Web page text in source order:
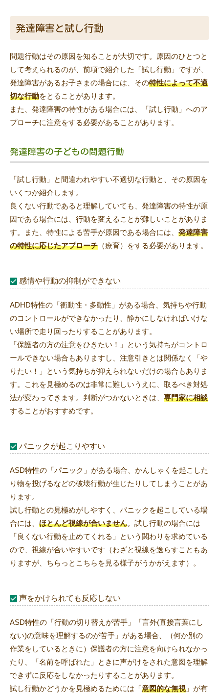
発達障害と試し行動
問題行動はその原因を知ることが大切です。原因のひとつと
して考えられるのが、前項で紹介した「試し行動」ですが、
発達障害があるお子さまの場合には、その特性によって不適
切な行動をとることがあります。
また、発達障害の特性がある場合には、「試し行動」へのア
プローチに注意をする必要があることがあります。
発達障害の子どもの問題行動
「試し行動」と間違われやすい不適切な行動と、その原因を
いくつか紹介します。
良くない行動であると理解していても、発達障害の特性が原
因である場合には、行動を変えることが難しいことがありま
す。また、特性による苦手が原因である場合には、 発達障害
の特性に応じたアプローチ （療育）をする必要があります。
感情や行動の抑制ができない
ADHD特性の「衝動性・多動性」がある場合、気持ちや行動
のコントロールができなかったり、静かにしなければいけな
い場所で走り回ったりすることがあります。
「保護者の方の注意をひきたい！」という気持ちがコントロ
ールできない場合もありますし、注意引きとは関係なく「や
りたい！」という気持ちが抑えられないだけの場合もありま
す。これを見極めるのは非常に難しいうえに、取るべき対処
法が変わってきます。判断がつかないときは、 専門家に相談
することがおすすめです。
パニックが起こりやすい
ASD特性の「パニック」がある場合、かんしゃくを起こした
り物を投げるなどの破壊行動が生じたりしてしまうことがあ
ります。
試し行動との見極めがしやすく、パニックを起こしている場
合には、 ほとんど視線が合いません。試し行動の場合には
「良くない行動を止めてくれる」という関わりを求めている
ので、視線が合いやすいです（わざと視線を逸らすこともあ
りますが、ちらっとこちらを見る様子がうかがえます）。
声をかけられても反応しない
ASD特性の「行動の切り替えが苦手」「言外(直接言葉にし
ない)の意味を理解するのが苦手」がある場合、（何か別の
作業をしているときに）保護者の方に注意を向けられなかっ
たり、「名前を呼ばれた」ときに声がけをされた意図を理解
できずに反応をしなかったりすることがあります。
試し行動かどうかを見極めるためには「意図的な無視 」が有